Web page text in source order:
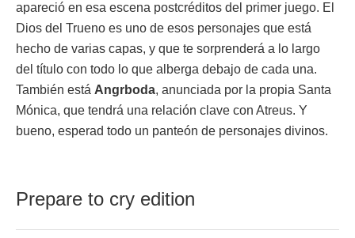
apareció en esa escena postcréditos del primer juego. El
Dios del Trueno es uno de esos personajes que está
hecho de varias capas, y que te sorprenderá a lo largo
del título con todo lo que alberga debajo de cada una.
También está Angrboda, anunciada por la propia Santa
Mónica, que tendrá una relación clave con Atreus. Y
bueno, esperad todo un panteón de personajes divinos.
Prepare to cry edition